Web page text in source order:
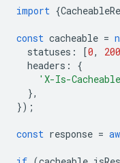
import {
const cacheable =
statuses : [0, 200
headers :
{
'X-Is-
},
});
const response =